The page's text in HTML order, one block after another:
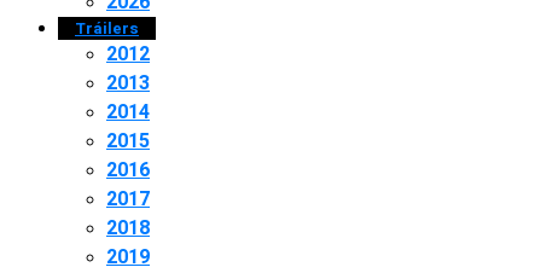
Tráilers
2012
2013
2014
2015
2016
2017
2018
2019